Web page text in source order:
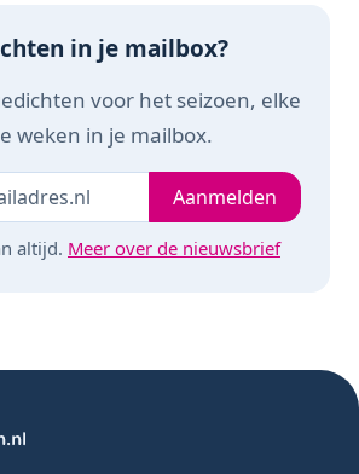
in je mailbox?
voor het seizoen, elke
weken in je mailbox.
Je e-mailadresAanmelden
altijd. Meer over de nieuwsbrief